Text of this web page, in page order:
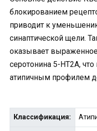
блокированием
приводит к
синаптической щели.
оказывает
серотонина 5-HT2A,
атипичным профилем
Классификация: